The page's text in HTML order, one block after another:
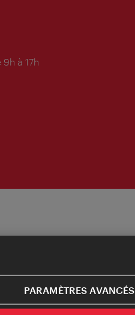
à 17h
PARAMÈTRES AVANCÉS